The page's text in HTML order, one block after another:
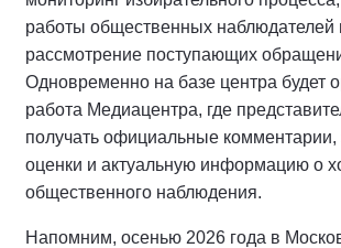
работы общественных наблюдателей
рассмотрение поступающих
Одновременно на базе центра будет
работа Медиацентра, где
получать официальные комментарии,
оценки и актуальную информацию о
общественного наблюдения.
Напомним, осенью 2026 года в